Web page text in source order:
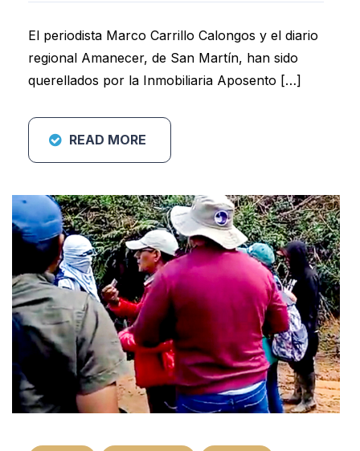
El periodista Marco Carrillo Calongos y el diario
regional Amanecer, de San Martín, han sido
querellados por la Inmobiliaria Aposento […]
READ MORE